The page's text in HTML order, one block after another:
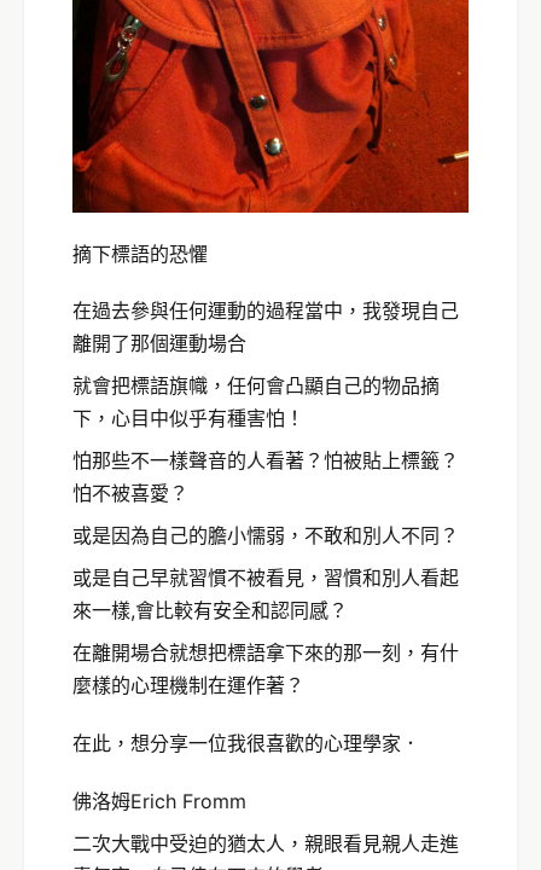
摘下標語的恐懼
在過去參與任何運動的過程當中，我發現自己
離開了那個運動場合
就會把標語旗幟，任何會凸顯自己的物品摘
下，心目中似乎有種害怕！
怕那些不一樣聲音的人看著？怕被貼上標籤？
怕不被喜愛？
或是因為自己的膽小懦弱，不敢和別人不同？
或是自己早就習慣不被看見，習慣和別人看起
來一樣,會比較有安全和認同感？
在離開場合就想把標語拿下來的那一刻，有什
麼樣的心理機制在運作著？
在此，想分享一位我很喜歡的心理學家．
佛洛姆Erich Fromm
二次大戰中受迫的猶太人，親眼看見親人走進